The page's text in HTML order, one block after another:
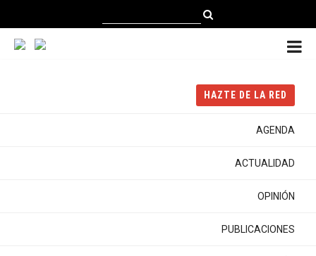
ENGLISH
HAZTE DE LA RED
AGENDA
ACTUALIDAD
OPINIÓN
PUBLICACIONES
Notas de Opinión
Europa que contribuya a la